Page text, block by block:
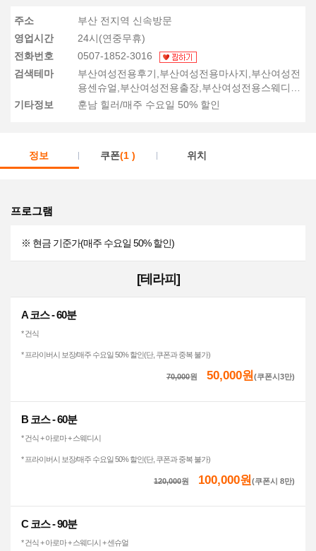
주소
부산 전지역 신속방문
영업시간
24시(연중무휴)
전화번호
0507-1852-3016
검색테마
부산여성전용후기,부산여성전용마사지,부산여성전
용센슈얼,부산여성전용출장,부산여성전용스웨디
시
기타정보 훈남 힐러/매주 수요일 50% 할인
정보 쿠폰(1 ) 위치
프로그램
※ 현금 기준가(매주 수요일 50% 할인)
[테라피]
A 코스 - 60분
* 건식
* 프라이버시 보장/매주 수요일 50% 할인(단, 쿠폰과 중복 불가)
70,000원 50,000원(쿠폰시3만)
B 코스 - 60분
* 건식 + 아로마 + 스웨디시
* 프라이버시 보장/매주 수요일 50% 할인(단, 쿠폰과 중복 불가)
120,000원 100,000원(쿠폰시 8만)
C 코스 - 90분
* 건식 + 아로마 + 스웨디시 + 센슈얼